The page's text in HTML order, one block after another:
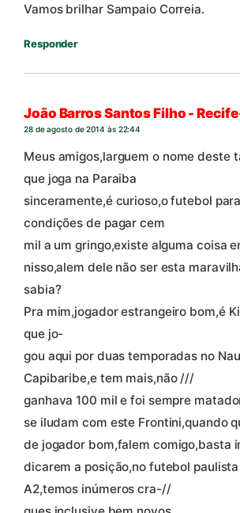
Vamos brilhar Sampaio Correia.
Responder
João Barros Santos Filho -
28 de agosto de 2014 às 22:44
Meus amigos,larguem o nome deste
que joga na Paraiba
sinceramente,é curioso,o futebol
condições de pagar cem
mil a um gringo,existe alguma coisa
nisso,alem dele não ser esta
sabia?
Pra mim,jogador estrangeiro bom,é
que jo-
gou aqui por duas temporadas no
Capibaribe,e tem mais,não ///
ganhava 100 mil e foi sempre
se iludam com este Frontini,quando
de jogador bom,falem comigo,basta
dicarem a posição,no futebol
A2,temos inúmeros cra-//